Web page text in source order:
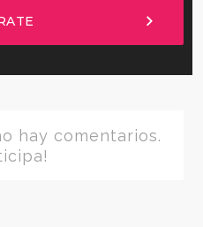
chevron_right
hay comentarios.